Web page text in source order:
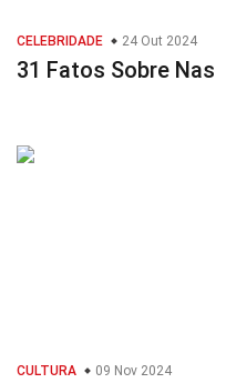
CELEBRIDADE 24 Out 2024
31 Fatos Sobre Nas
CULTURA 09 Nov 2024